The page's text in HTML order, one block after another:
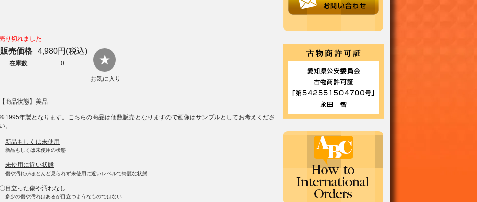
り切れました
販売価格 4,980円(税込)
在庫数 0
お気に入り
【商品状態】美品
※1995年製となります。こちらの商品は個数販売となりますので画像はサンプルとしてお考えくださ
い。
新品もしくは未使用
新品もしくは未使用の状態
未使用に近い状態
傷や汚れがほとんど見られず未使用に近いレベルで綺麗な状態
〇目立った傷や汚れなし
多少の傷や汚れはあるが目立つようなものではない